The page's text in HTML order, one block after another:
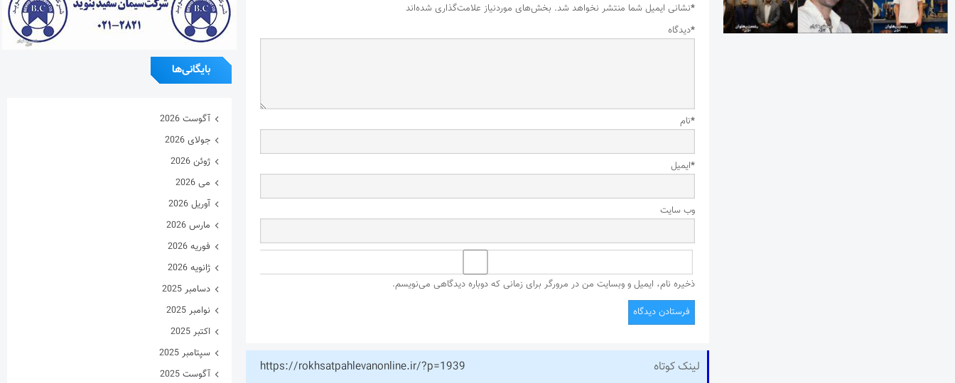
نشانی ایمیل شما منتشر نخواهد شد. بخش‌های موردنیاز علامت‌گذاری شده‌اند
*
دیدگاه*
نام*
ایمیل*
وب‌ سایت
ذخیره نام، ایمیل و وبسایت من در مرورگر برای زمانی که دوباره دیدگاهی می‌نویسم.
لینک کوتاه https://rokhsatpahlevanonline.ir/?p=1939
بایگانی‌ها
آگوست 2026
جولای 2026
ژوئن 2026
می 2026
آوریل 2026
مارس 2026
فوریه 2026
ژانویه 2026
دسامبر 2025
نوامبر 2025
اکتبر 2025
سپتامبر 2025
آگوست 2025